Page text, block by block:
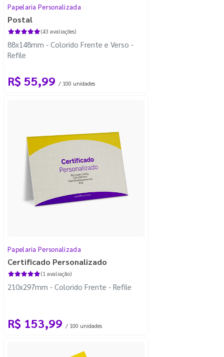
Papelaria Personalizada
Postal
(43 avaliações)
88x148mm - Colorido Frente e Verso -
Refile
R$ 55,99 / 100 unidades
Papelaria Personalizada
Certificado Personalizado
(1 avaliação)
210x297mm - Colorido Frente - Refile
R$ 153,99 / 100 unidades